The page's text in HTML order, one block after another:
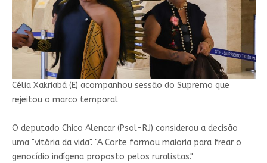
Célia Xakriabá (E) acompanhou sessão do Supremo que
rejeitou o marco temporal
O deputado Chico Alencar (Psol-RJ) considerou a decisão
uma "vitória da vida". "A Corte formou maioria para frear o
genocídio indígena proposto pelos ruralistas."